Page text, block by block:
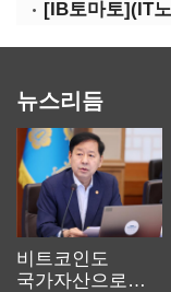
뉴스리듬
비트코인도
국가자산으로…'